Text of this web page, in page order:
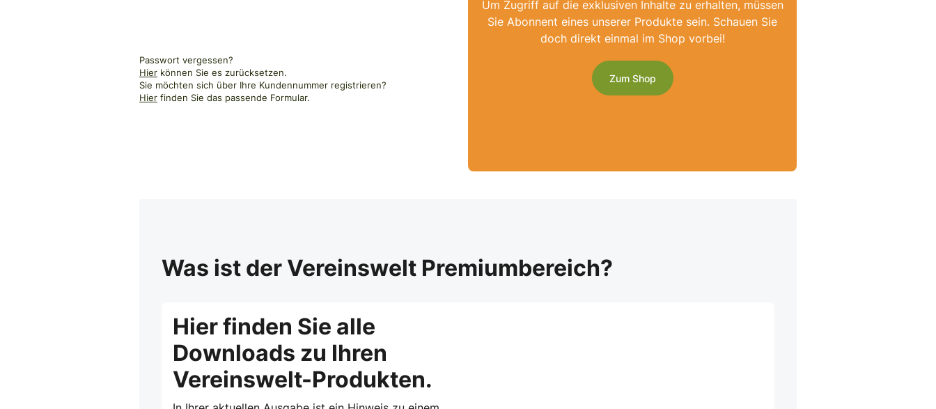
Passwort vergessen?
Hier können Sie es zurücksetzen.
Sie möchten sich über Ihre Kundennummer registrieren?
Hier finden Sie das passende Formular.
Um Zugriff auf die exklusiven Inhalte zu erhalten, müssen
Sie Abonnent eines unserer Produkte sein. Schauen Sie
doch direkt einmal im Shop vorbei!
Zum Shop
Was ist der Vereinswelt Premiumbereich?
Hier finden Sie alle
Downloads zu Ihren
Vereinswelt-Produkten.